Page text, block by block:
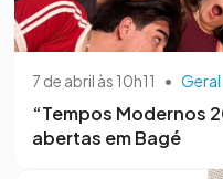
7 de abril às 10h11 • Geral
“Tempos Modernos
abertas em Bagé